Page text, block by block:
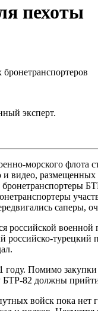
пехоты
эксперт.
морского флота
видео,
саперы,
российской
турецкий
году. Помимо
82 должны
войск пока